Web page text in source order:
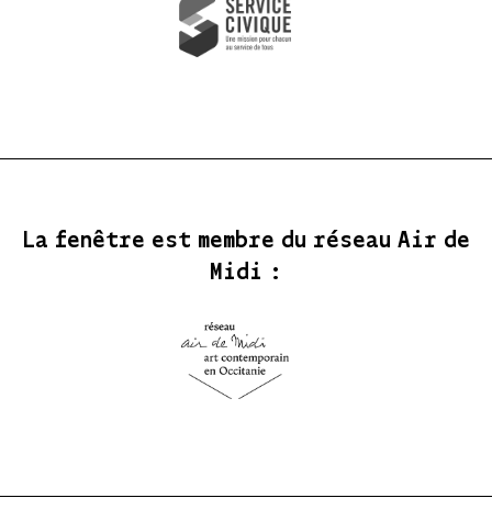
La fenêtre est membre du réseau Air de
Midi :